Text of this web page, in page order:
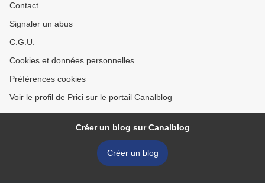
Contact
Signaler un abus
C.G.U.
Cookies et données personnelles
Préférences cookies
Voir le profil de Prici sur le portail Canalblog
Créer un blog sur Canalblog
Créer un blog